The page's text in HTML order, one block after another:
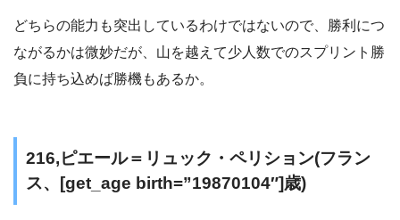
どちらの能力も突出しているわけではないので、勝利につ
ながるかは微妙だが、山を越えて少人数でのスプリント勝
負に持ち込めば勝機もあるか。
216,ピエール＝リュック・ペリション(フラン
ス、[get_age birth=”19870104″]歳)